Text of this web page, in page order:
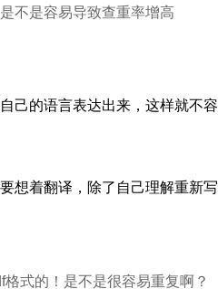
不是容易导致查重率增高
己的语言表达出来，这样就不
想着翻译，除了自己理解重新
式的！是不是很容易重复啊？